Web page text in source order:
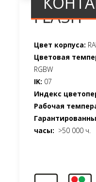
FLASH
Цвет корпуса: RAL
Цветовая
RGBW
IK: 07
Индекс
Рабочая
часы: >50 000 ч.